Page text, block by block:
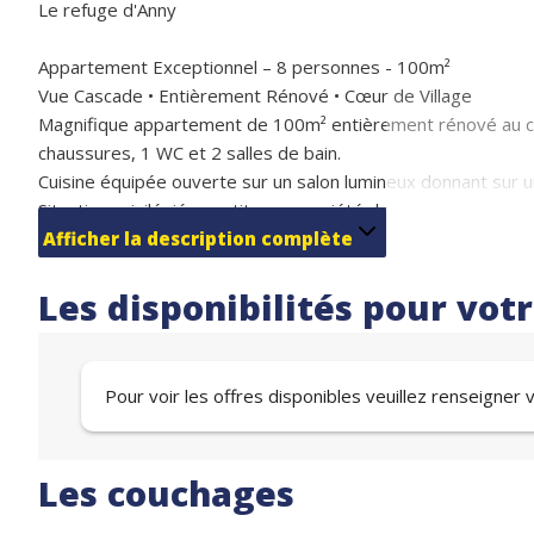
Le refuge d'Anny
Appartement Exceptionnel – 8 personnes - 100m²
Vue Cascade • Entièrement Rénové • Cœur de Village
Magnifique appartement de 100m² entièrement rénové au
chaussures, 1 WC et 2 salles de bain.
Cuisine équipée ouverte sur un salon lumineux donnant sur
Situation privilégiée : petite copropriété de 4 logements
proximité immédiate des commerces de première
Parking public, couvert et gratuit à 50 m.
Un bien rare alliant modernité et vue d'exception sur la
1 chambre avec 1 lit 160 (2 couchages)
1 chambre avec 1 lit 140 et 2 lits superposés (4 couchages)
Afficher la description complète
Les disponibilités pour
Pour voir les offres disponibles veuillez renseigner
Les couchages